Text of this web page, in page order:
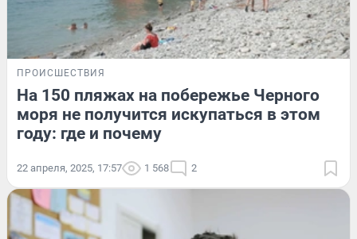
ПРОИСШЕСТВИЯ
На 150 пляжах на побережье Черного
моря не получится искупаться в этом
году: где и почему
22 апреля, 2025, 17:57 1 568 2